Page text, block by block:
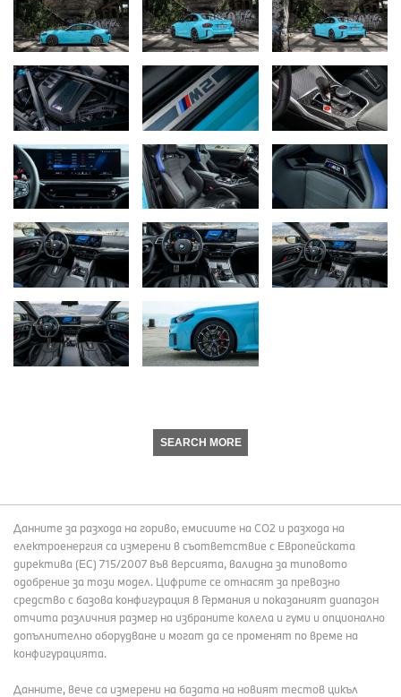
SEARCH MORE
Данните за разхода на гориво, емисиите на СО2 и разхода на
електроенергия са измерени в съответствие с Европейската
директива (EC) 715/2007 във версията, валидна за типовото
одобрение за този модел. Цифрите се отнасят за превозно
средство с базова конфигурация в Германия и показаният диапазон
отчита различния размер на избраните колела и гуми и опционално
допълнително оборудване и могат да се променят по време на
конфигурацията.
Данните, вече са измерени на базата на новият тестов цикъл